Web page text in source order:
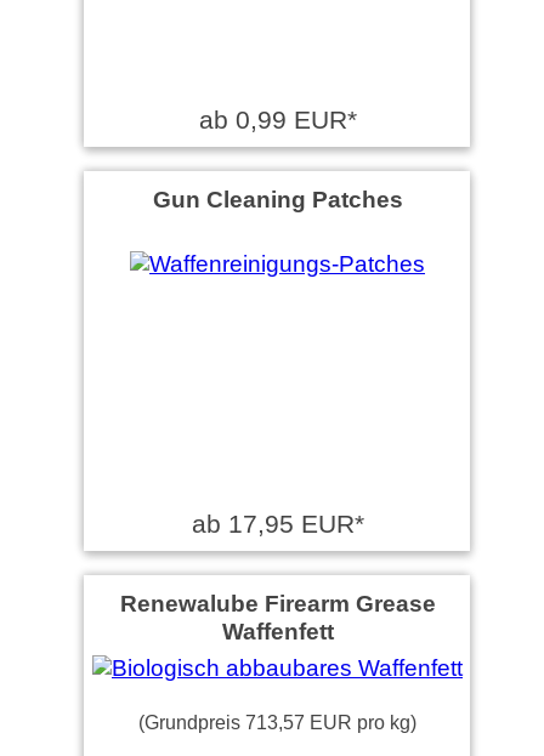
ab 0,99 EUR*
Gun Cleaning Patches
ab 17,95 EUR*
Renewalube Firearm Grease
Waffenfett
(Grundpreis 713,57 EUR pro kg)